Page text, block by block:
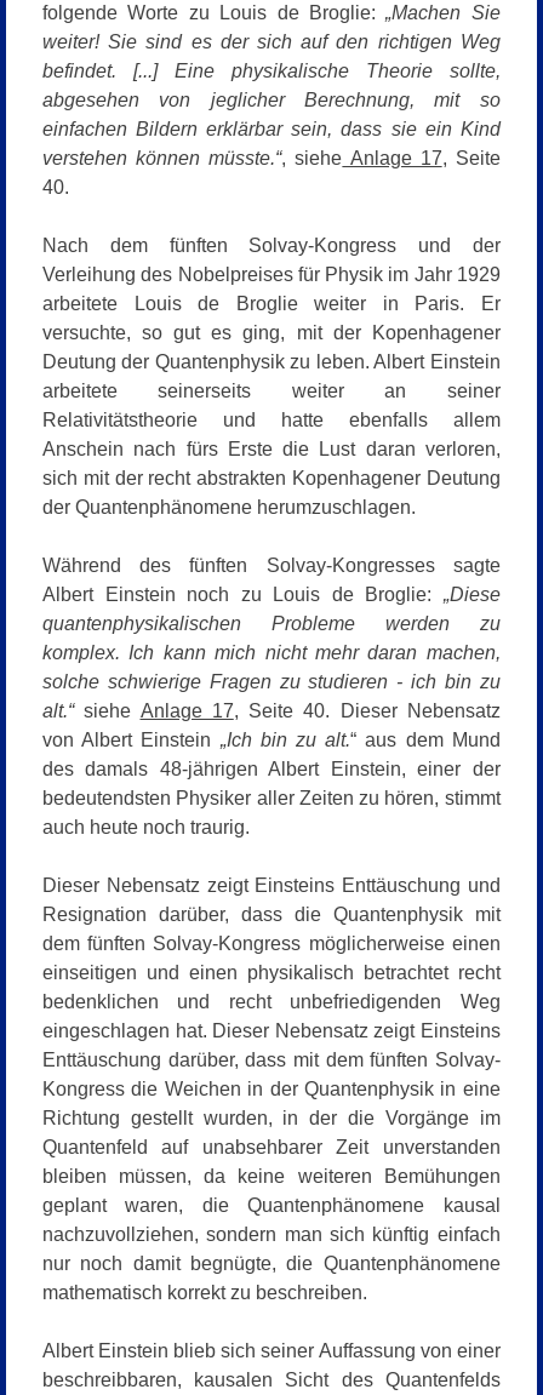
folgende Worte zu Louis de Broglie: „Machen Sie
weiter! Sie sind es der sich auf den richtigen Weg
befindet. [...] Eine physikalische Theorie sollte,
abgesehen von jeglicher Berechnung, mit so
einfachen Bildern erklärbar sein, dass sie ein Kind
verstehen können müsste.“, siehe Anlage 17, Seite
40.
Nach dem fünften Solvay-Kongress und der
Verleihung des Nobelpreises für Physik im Jahr 1929
arbeitete Louis de Broglie weiter in Paris. Er
versuchte, so gut es ging, mit der Kopenhagener
Deutung der Quantenphysik zu leben.Albert Einstein
arbeitete seinerseits weiter an seiner
Relativitätstheorie und hatte ebenfalls allem
Anschein nach fürs Erste die Lust daran verloren,
sich mit der recht abstrakten Kopenhagener Deutung
der Quantenphänomene herumzuschlagen.
Während des fünften Solvay-Kongresses sagte
Albert Einstein noch zu Louis de Broglie: „Diese
quantenphysikalischen Probleme werden zu
komplex. Ich kann mich nicht mehr daran machen,
solche schwierige Fragen zu studieren - ich bin zu
alt.“siehe Anlage 17, Seite 40. Dieser Nebensatz
von Albert Einstein „Ich bin zu alt.“ aus dem Mund
des damals 48-jährigen Albert Einstein, einer der
bedeutendsten Physiker aller Zeiten zu hören, stimmt
auch heute noch traurig.
Dieser Nebensatz zeigt Einsteins Enttäuschung und
Resignation darüber, dass die Quantenphysik mit
dem fünften Solvay-Kongress möglicherweise einen
einseitigen und einen physikalisch betrachtet recht
bedenklichen und recht unbefriedigenden Weg
eingeschlagen hat. Dieser Nebensatz zeigt Einsteins
Enttäuschung darüber, dass mit dem fünften Solvay-
Kongress die Weichen in der Quantenphysik in eine
Richtung gestellt wurden, in der die Vorgänge im
Quantenfeld auf unabsehbarer Zeit unverstanden
bleiben müssen, da keine weiteren Bemühungen
geplant waren, die Quantenphänomene kausal
nachzuvollziehen, sondern man sich künftig einfach
nur noch damit begnügte, die Quantenphänomene
mathematisch korrekt zu beschreiben.
Albert Einstein blieb sich seiner Auffassung von einer
beschreibbaren, kausalen Sicht des Quantenfelds